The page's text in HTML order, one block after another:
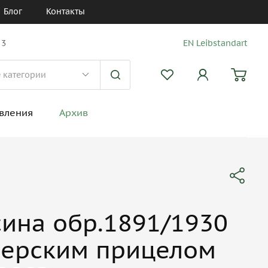
Блог Контакты
EN Leibstandart
Архив
обр.1891/1930
прицелом